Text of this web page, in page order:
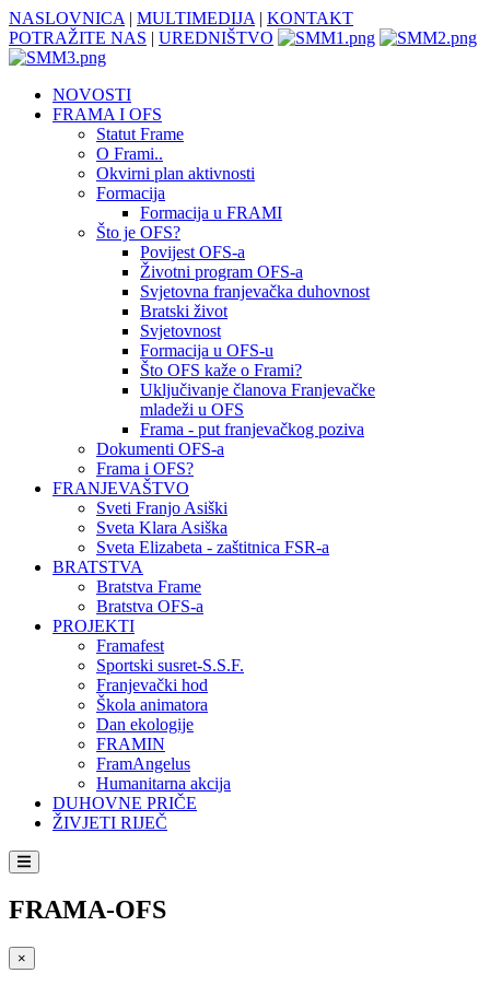
NASLOVNICA | MULTIMEDIJA | KONTAKT
POTRAŽITE NAS | UREDNIŠTVO
NOVOSTI
FRAMA I OFS
Statut Frame
O Frami..
Okvirni plan aktivnosti
Formacija
Formacija u FRAMI
Što je OFS?
Povijest OFS-a
Životni program OFS-a
Svjetovna franjevačka duhovnost
Bratski život
Svjetovnost
Formacija u OFS-u
Što OFS kaže o Frami?
Uključivanje članova Franjevačke
mladeži u OFS
Frama - put franjevačkog poziva
Dokumenti OFS-a
Frama i OFS?
FRANJEVAŠTVO
Sveti Franjo Asiški
Sveta Klara Asiška
Sveta Elizabeta - zaštitnica FSR-a
BRATSTVA
Bratstva Frame
Bratstva OFS-a
PROJEKTI
Framafest
Sportski susret-S.S.F.
Franjevački hod
Škola animatora
Dan ekologije
FRAMIN
FramAngelus
Humanitarna akcija
DUHOVNE PRIČE
ŽIVJETI RIJEČ
FRAMA-OFS
×